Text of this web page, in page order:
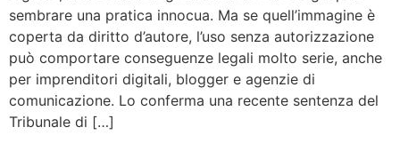
sembrare una pratica innocua. Ma se quell’immagine è
coperta da diritto d’autore, l’uso senza autorizzazione
può comportare conseguenze legali molto serie, anche
per imprenditori digitali, blogger e agenzie di
comunicazione. Lo conferma una recente sentenza del
Tribunale di […]